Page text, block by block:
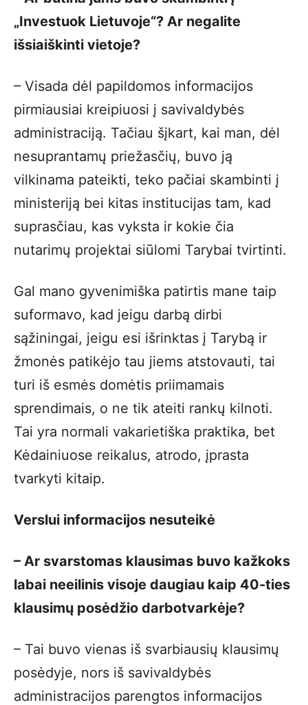
„Investuok Lietuvoje“? Ar negalite
išsiaiškinti vietoje?
– Visada dėl papildomos informacijos
pirmiausiai kreipiuosi į savivaldybės
administraciją. Tačiau šįkart, kai man, dėl
nesuprantamų priežasčių, buvo ją
vilkinama pateikti, teko pačiai skambinti į
ministeriją bei kitas institucijas tam, kad
suprasčiau, kas vyksta ir kokie čia
nutarimų projektai siūlomi Tarybai tvirtinti.
Gal mano gyvenimiška patirtis mane taip
suformavo, kad jeigu darbą dirbi
sąžiningai, jeigu esi išrinktas į Tarybą ir
žmonės patikėjo tau jiems atstovauti, tai
turi iš esmės domėtis priimamais
sprendimais, o ne tik ateiti rankų kilnoti.
Tai yra normali vakarietiška praktika, bet
Kėdainiuose reikalus, atrodo, įprasta
tvarkyti kitaip.
Verslui informacijos nesuteikė
– Ar svarstomas klausimas buvo kažkoks
labai neeilinis visoje daugiau kaip 40-ties
klausimų posėdžio darbotvarkėje?
– Tai buvo vienas iš svarbiausių klausimų
posėdyje, nors iš savivaldybės
administracijos parengtos informacijos